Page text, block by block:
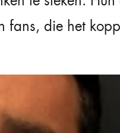
fans, die het